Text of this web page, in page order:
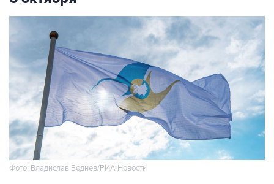
Фото: Владислав Воднев/РИА Новости